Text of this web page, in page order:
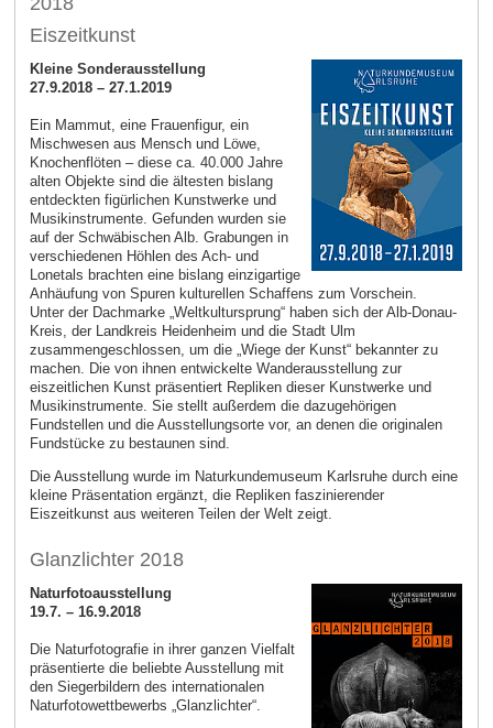
Eiszeitkunst
Kleine Sonderausstellung
27.9.2018 – 27.1.2019
Ein Mammut, eine Frauenfigur, ein
Mischwesen aus Mensch und Löwe,
Knochenflöten – diese ca. 40.000 Jahre
alten Objekte sind die ältesten bislang
entdeckten figürlichen Kunstwerke und
Musikinstrumente. Gefunden wurden sie
auf der Schwäbischen Alb. Grabungen in
verschiedenen Höhlen des Ach- und
Lonetals brachten eine bislang einzigartige
Anhäufung von Spuren kulturellen Schaffens zum Vorschein.
Unter der Dachmarke „Weltkultursprung“ haben sich der Alb-Donau-
Kreis, der Landkreis Heidenheim und die Stadt Ulm
zusammengeschlossen, um die „Wiege der Kunst“ bekannter zu
machen. Die von ihnen entwickelte Wanderausstellung zur
eiszeitlichen Kunst präsentiert Repliken dieser Kunstwerke und
Musikinstrumente. Sie stellt außerdem die dazugehörigen
Fundstellen und die Ausstellungsorte vor, an denen die originalen
Fundstücke zu bestaunen sind.
Die Ausstellung wurde im Naturkundemuseum Karlsruhe durch eine
kleine Präsentation ergänzt, die Repliken faszinierender
Eiszeitkunst aus weiteren Teilen der Welt zeigt.
Glanzlichter 2018
Naturfotoausstellung
19.7. – 16.9.2018
Die Naturfotografie in ihrer ganzen Vielfalt
präsentierte die beliebte Ausstellung mit
den Siegerbildern des internationalen
Naturfotowettbewerbs „Glanzlichter“.